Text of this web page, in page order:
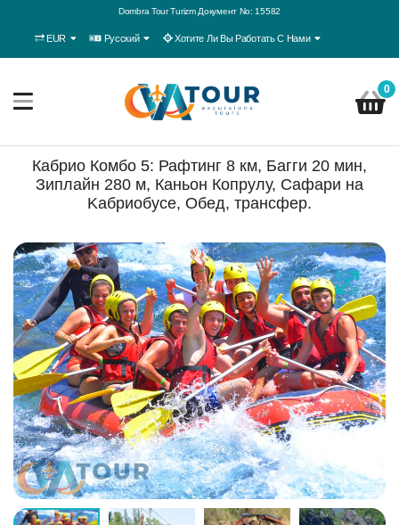
Dombra Tour Turizm Документ No: 15582
EUR Русский Хотите Ли Вы Работать С Нами
0
Кабрио Комбо 5: Рафтинг 8 км, Багги 20 мин,
Зиплайн 280 м, Каньон Копрулу, Cафари на
Kабриобусе, Обед, трансфер.